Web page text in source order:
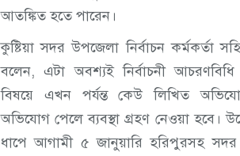
আতঙ্কিত হতে পারেন।
কুষ্টিয়া সদর উপজেলা নির্বাচন কর্মকর্তা
বলেন, এটা অবশ্যই নির্বাচনী
বিষয়ে এখন পর্যন্ত কেউ লিখিত
অভিযোগ পেলে ব্যবস্থা গ্রহণ নেওয়া হবে।
ধাপে আগামী ৫ জানুয়ারি হরিপুরসহ